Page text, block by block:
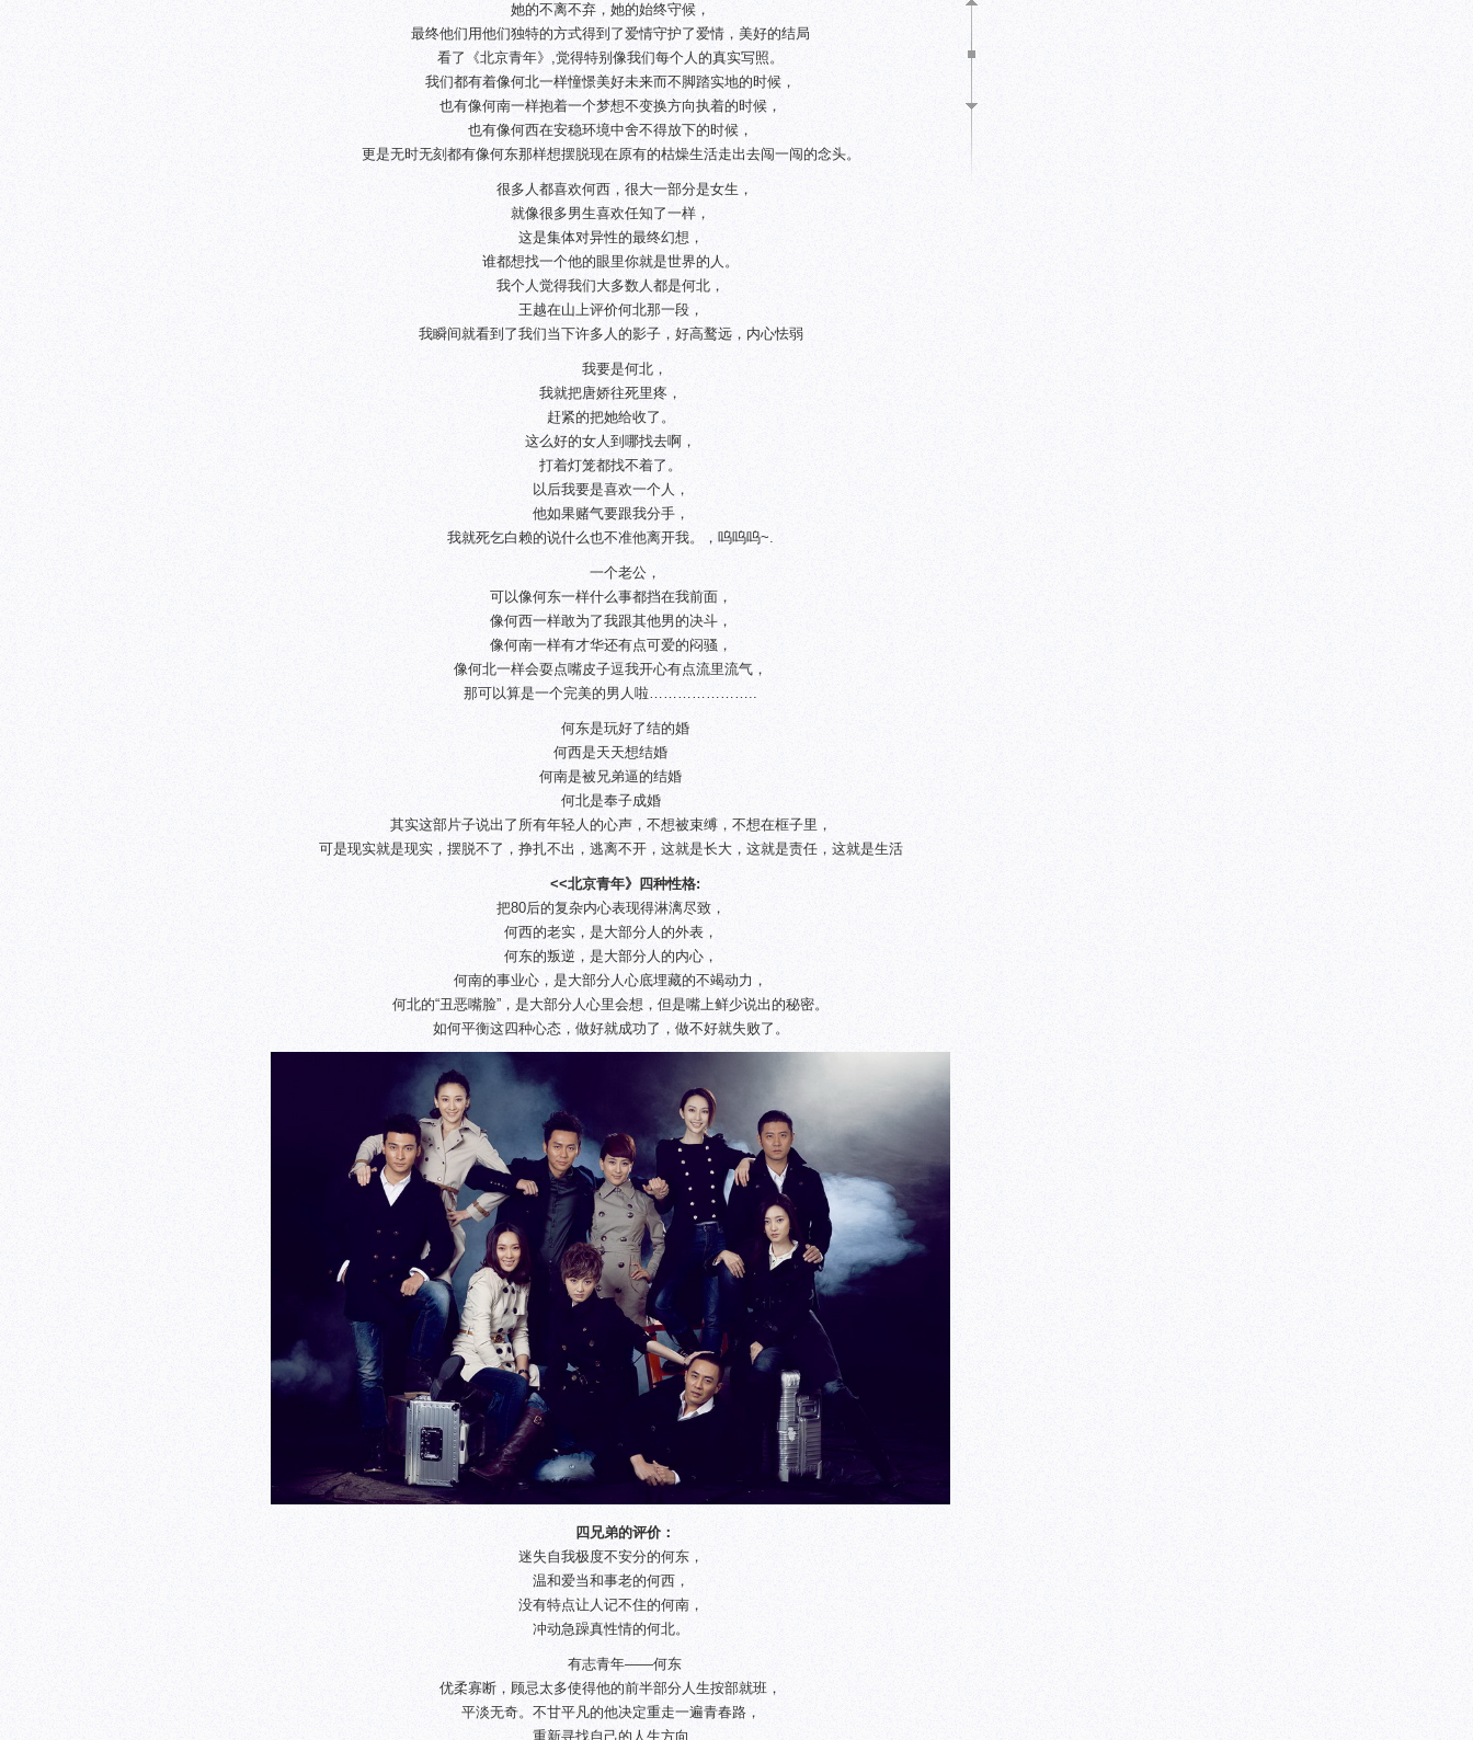
她的不离不弃，她的始终守候，
最终他们用他们独特的方式得到了爱情守护了爱情，美好的结局
看了《北京青年》,觉得特别像我们每个人的真实写照。
我们都有着像何北一样憧憬美好未来而不脚踏实地的时候，
也有像何南一样抱着一个梦想不变换方向执着的时候，
也有像何西在安稳环境中舍不得放下的时候，
更是无时无刻都有像何东那样想摆脱现在原有的枯燥生活走出去闯一闯的念头。
很多人都喜欢何西，很大一部分是女生，
就像很多男生喜欢任知了一样，
这是集体对异性的最终幻想，
谁都想找一个他的眼里你就是世界的人。
我个人觉得我们大多数人都是何北，
王越在山上评价何北那一段，
我瞬间就看到了我们当下许多人的影子，好高鹜远，内心怯弱
我要是何北，
我就把唐娇往死里疼，
赶紧的把她给收了。
这么好的女人到哪找去啊，
打着灯笼都找不着了。
以后我要是喜欢一个人，
他如果赌气要跟我分手，
我就死乞白赖的说什么也不准他离开我。，呜呜呜~.
一个老公，
可以像何东一样什么事都挡在我前面，
像何西一样敢为了我跟其他男的决斗，
像何南一样有才华还有点可爱的闷骚，
像何北一样会耍点嘴皮子逗我开心有点流里流气，
那可以算是一个完美的男人啦…………………..
何东是玩好了结的婚
何西是天天想结婚
何南是被兄弟逼的结婚
何北是奉子成婚
其实这部片子说出了所有年轻人的心声，不想被束缚，不想在框子里，
可是现实就是现实，摆脱不了，挣扎不出，逃离不开，这就是长大，这就是责任，这就是生活
<<北京青年》四种性格:
把80后的复杂内心表现得淋漓尽致，
何西的老实，是大部分人的外表，
何东的叛逆，是大部分人的内心，
何南的事业心，是大部分人心底埋藏的不竭动力，
何北的“丑恶嘴脸”，是大部分人心里会想，但是嘴上鲜少说出的秘密。
如何平衡这四种心态，做好就成功了，做不好就失败了。
四兄弟的评价：
迷失自我极度不安分的何东，
温和爱当和事老的何西，
没有特点让人记不住的何南，
冲动急躁真性情的何北。
有志青年——何东
优柔寡断，顾忌太多使得他的前半部分人生按部就班，
平淡无奇。不甘平凡的他决定重走一遍青春路，
重新寻找自己的人生方向